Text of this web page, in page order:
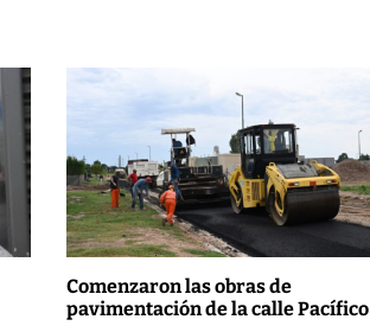
Comenzaron las obras de
pavimentación de la calle Pacífico